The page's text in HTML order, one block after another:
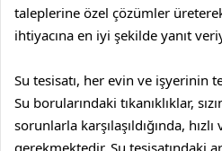
taleplerine özel çözümler
ihtiyacına en iyi şekilde yanıt
Su tesisatı, her evin ve işyerinin
Su borularındaki tıkanıklıklar,
sorunlarla karşılaşıldığında,
gerekmektedir. Su tesisatındaki